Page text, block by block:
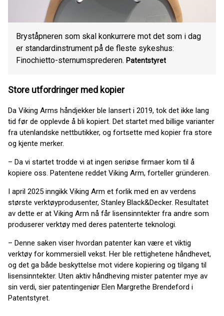
Bryståpneren som skal konkurrere mot det som i dag
er standardinstrument på de fleste sykeshus:
Finochietto-sternumsprederen. Patentstyret
Store utfordringer med kopier
Da Viking Arms håndjekker ble lansert i 2019, tok det ikke lang
tid før de opplevde å bli kopiert. Det startet med billige varianter
fra utenlandske nettbutikker, og fortsette med kopier fra store
og kjente merker.
– Da vi startet trodde vi at ingen seriøse firmaer kom til å
kopiere oss. Patentene reddet Viking Arm, forteller gründeren.
I april 2025 inngikk Viking Arm et forlik med en av verdens
største verktøyprodusenter, Stanley Black&Decker. Resultatet
av dette er at Viking Arm nå får lisensinntekter fra andre som
produserer verktøy med deres patenterte teknologi.
– Denne saken viser hvordan patenter kan være et viktig
verktøy for kommersiell vekst. Her ble rettighetene håndhevet,
og det ga både beskyttelse mot videre kopiering og tilgang til
lisensinntekter. Uten aktiv håndheving mister patenter mye av
sin verdi, sier patentingeniør Elen Margrethe Brendeford i
Patentstyret.